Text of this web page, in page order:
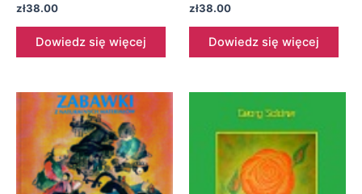
zł38.00
Dowiedz się więcej
zł38.00
Dowiedz się więcej